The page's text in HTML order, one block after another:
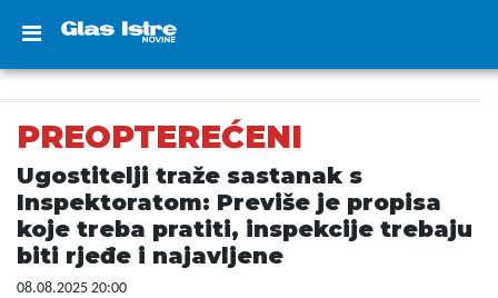
PREOPTEREĆENI
Ugostitelji traže sastanak s
Inspektoratom: Previše je propisa
koje treba pratiti, inspekcije trebaju
biti rjeđe i najavljene
08.08.2025 20:00